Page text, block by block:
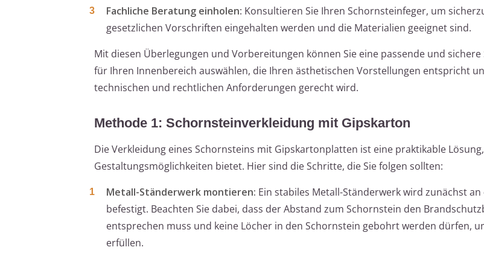
Fachliche Beratung einholen: Konsultieren Sie Ihren Schornsteinfeger, um
gesetzlichen Vorschriften eingehalten werden und die Materialien geeignet sind.
Mit diesen Überlegungen und Vorbereitungen können Sie eine passende und
für Ihren Innenbereich auswählen, die Ihren ästhetischen Vorstellungen entspricht
technischen und rechtlichen Anforderungen gerecht wird.
Methode 1: Schornsteinverkleidung mit Gipskarton
Die Verkleidung eines Schornsteins mit Gipskartonplatten ist eine praktikable
Gestaltungsmöglichkeiten bietet. Hier sind die Schritte, die Sie folgen sollten:
Metall-Ständerwerk montieren: Ein stabiles Metall-Ständerwerk wird zunächst
befestigt. Beachten Sie dabei, dass der Abstand zum Schornstein den
entsprechen muss und keine Löcher in den Schornstein gebohrt werden dürfen,
erfüllen.